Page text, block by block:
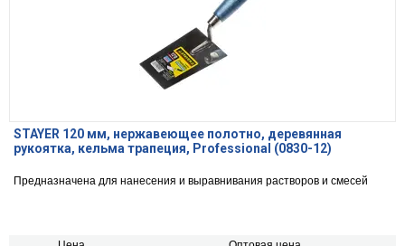
STAYER 120 мм, нержавеющее полотно, деревянная
рукоятка, кельма трапеция, Professional (0830-12)
Предназначена для нанесения и выравнивания растворов и смесей